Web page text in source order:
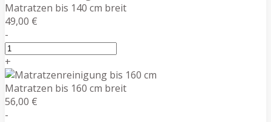
Matratzen bis 140 cm breit
49,00 €
-
+
Matratzen bis 160 cm breit
56,00 €
-